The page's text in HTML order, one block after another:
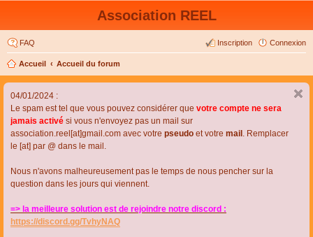
Association REEL
FAQ Connexion
Inscription
Accueil Accueil du forum
04/01/2024 :
Le spam est tel que vous pouvez considérer que votre compte ne sera
jamais activé si vous n'envoyez pas un mail sur
association.reel[at]gmail.com avec votre pseudo et votre mail . Remplacer
le [at] par @ dans le mail.
Nous n'avons malheureusement pas le temps de nous pencher sur la
question dans les jours qui viennent.
=> la meilleure solution est de rejoindre notre discord :
https://discord.gg/TvhyNAQ